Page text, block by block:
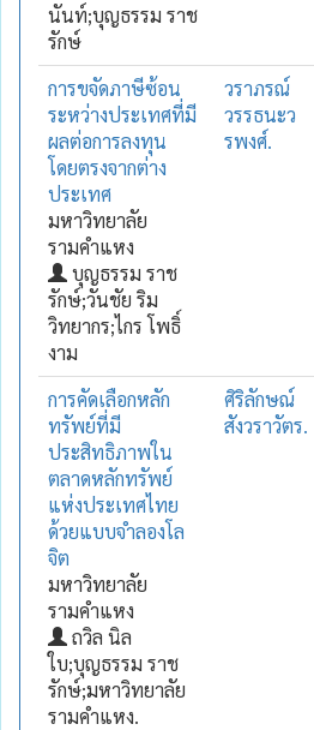
นันท์;บุญธรรม ราช
รักษ์
การขจัดภาษีซ้อน
ระหว่างประเทศที่มี
ผลต่อการลงทุน
โดยตรงจากต่าง
ประเทศ
มหาวิทยาลัย
รามคำแหง
บุญธรรม ราช
รักษ์;วันชัย ริม
วิทยากร;ไกร โพธิ์
งาม
วราภรณ์
วรรธนะว
รพงศ์.
การคัดเลือกหลัก
ทรัพย์ที่มี
ประสิทธิภาพใน
ตลาดหลักทรัพย์
แห่งประเทศไทย
ด้วยแบบจำลองโล
จิต
มหาวิทยาลัย
รามคำแหง
ถวิล นิล
ใบ;บุญธรรม ราช
รักษ์;มหาวิทยาลัย
รามคำแหง.
ศิริลักษณ์
สังวราวัตร.